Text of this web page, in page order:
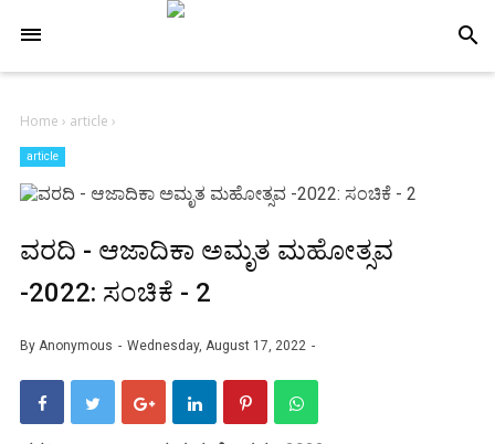
search
Home › article ›
article
ವರದಿ - ಆಜಾದಿಕಾ ಅಮೃತ ಮಹೋತ್ಸವ
-2022: ಸಂಚಿಕೆ - 2
By Anonymous Wednesday, August 17, 2022